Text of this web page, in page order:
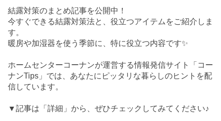
結露対策のまとめ記事を公開中！
今すぐできる結露対策法と、役立つアイテムをご紹介しま
す。
暖房や加湿器を使う季節に、特に役立つ内容です✨
ホームセンターコーナンが運営する情報発信サイト「コー
ナンTips」では、あなたにピッタリな暮らしのヒントを配
信しています。
▼記事は「詳細」から、ぜひチェックしてみてください♪